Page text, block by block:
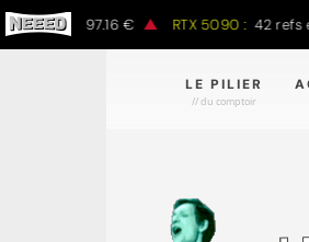
€ à 1497.16 € RTX 5090 : 42 refs en
LE PILIER
// du comptoir